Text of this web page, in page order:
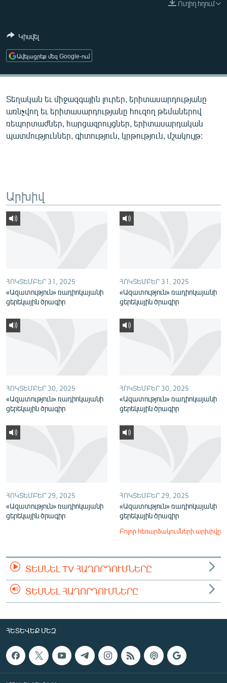
ՄԵԿՆԱԲԱՆՈՒԹՅՈՒՆ
ԿՈՐՈՆԱՎԻՐՈՒՍ
ԱՐԽԻՎ
ՏԵՍԱՆՅՈՒԹԵՐ
ՓՈԴՔԱՍԹ
Հայերեն
ՀԵՏԵՎԵՔ ՄԵԶ
Ուղիղ հղում
Կիսվել
Ավելացրեք մեզ Google-ում
Տեղական եւ միջազգային լուրեր, երիտասարդությանը
առնչվող եւ երիտասարդությանը հուզող թեմաներով
ռեպորտաժներ, հարցազրույցներ, երիտասարդական
պատմություններ, գիտություն, կրթություն, մշակույթ:
Արխիվ
ՀՈԿՏԵՄԲԵՐ 31, 2025
«Ազատություն» ռադիոկայանի
ցերեկային ծրագիր
ՀՈԿՏԵՄԲԵՐ 31, 2025
«Ազատություն» ռադիոկայանի
ցերեկային ծրագիր
ՀՈԿՏԵՄԲԵՐ 30, 2025
«Ազատություն» ռադիոկայանի
ցերեկային ծրագիր
ՀՈԿՏԵՄԲԵՐ 30, 2025
«Ազատություն» ռադիոկայանի
ցերեկային ծրագիր
ՀՈԿՏԵՄԲԵՐ 29, 2025
«Ազատություն» ռադիոկայանի
ցերեկային ծրագիր
ՀՈԿՏԵՄԲԵՐ 29, 2025
«Ազատություն» ռադիոկայանի
ցերեկային ծրագիր
Բոլոր հեռարձակումների արխիվը
ՏԵՍՆԵԼ TV ՀԱՂՈՐԴՈՒՄՆԵՐԸ
ՏԵՍՆԵԼ ՀԱՂՈՐԴՈՒՄՆԵՐԸ
ՀԵՏԵՎԵՔ ՄԵԶ